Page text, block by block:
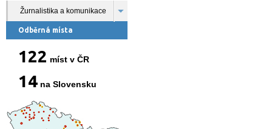
Žurnalistika a komunikace
Odběrná místa
122 míst v ČR
14 na Slovensku